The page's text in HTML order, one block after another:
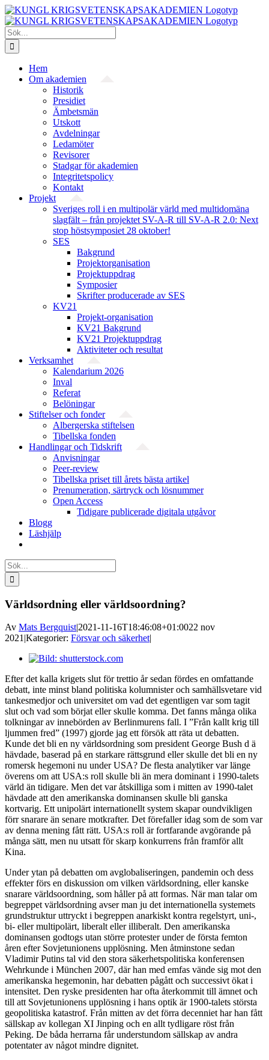
Fortsätt
till
innehållet
Sök
efter:
Hem
Om akademien
Historik
Presidiet
Ämbetsmän
Utskott
Avdelningar
Ledamöter
Revisorer
Stadgar för akademien
Integritetspolicy
Kontakt
Projekt
Sveriges roll i en multipolär värld med multidomäna
slagfält – från projektet SV-A-R till SV-A-R 2.0: Next
stop höstsymposiet 28 oktober!
SES
Bakgrund
Projekt­organisation
Projektuppdrag
Symposier
Skrifter producerade av SES
KV21
Projekt-organisation
KV21 Bakgrund
KV21 Projektuppdrag
Aktiviteter och resultat
Verksamhet
Kalendarium 2026
Inval
Referat
Belöningar
Stiftelser och fonder
Albergerska stiftelsen
Tibellska fonden
Handlingar och Tidskrift
Anvisningar
Peer-review
Tibellska priset till årets bästa artikel
Prenumeration, särtryck och lösnummer
Open Access
Tidigare publicerade digitala utgåvor
Blogg
Läshjälp
Sök
efter:
Världsordning eller världsoordning?
Av Mats Bergquist|2021-11-16T18:46:08+01:0022 nov
2021|Kategorier: Försvar och säkerhet|
Visa
bild
Efter det kalla krigets slut för trettio år sedan fördes en omfattande
debatt, inte minst bland politiska kolumnister och samhällsvetare vid
tankesmedjor och universitet om vad det egentligen var som tagit
slut och vad som börjat eller skulle komma. Det fanns många olika
tolkningar av innebörden av Berlinmurens fall. I ”Från kallt krig till
ljummen fred” (1997) gjorde jag ett försök att räta ut debatten.
Kunde det bli en ny världsordning som president George Bush d ä
hävdade, baserad på en starkare rättsgrund eller skulle det bli en ny
romersk hegemoni nu under USA? De flesta analytiker var länge
överens om att USA:s roll skulle bli än mera dominant i 1990-talets
värld än tidigare. Men det var åtskilliga som i mitten av 1990-talet
hävdade att den amerikanska dominansen skulle bli ganska
kortvarig. Ett unipolärt internationellt system skapar oundvikligen
förr snarare än senare motkrafter. Det förefaller idag som de som var
av denna mening fått rätt. USA:s roll är fortfarande avgörande på
många sätt, men nu utsatt för skarp konkurrens från framför allt
Kina.
Under ytan på debatten om avglobaliseringen, pandemin och dess
effekter förs en diskussion om vilken världsordning, eller kanske
snarare världsoordning, som håller på att formas. När man talar om
begreppet världsordning avser man ju det internationella systemets
grundstruktur uttryckt i begreppen anarkiskt kontra regelstyrt, uni-,
bi- eller multipolärt, liberalt eller illiberalt. Den amerikanska
dominansen godtogs utan större protester under de första femton
åren efter Sovjetunionens upplösning. Men åtminstone sedan
Vladimir Putins tal vid den stora säkerhetspolitiska konferensen
Wehrkunde i München 2007, där han med emfas vände sig mot den
amerikanska hegemonin, har debatten pågått och successivt ökat i
intensitet. Den ryske presidenten har ofta återkommit till ämnet och
till att Sovjetunionens upplösning i hans optik är 1900-talets största
geopolitiska katastrof. Från mitten av det förra decenniet har han fått
sällskap av kollegan XI Jinping och en allt tydligare röst från
Peking. De båda herrarna får understundom sällskap av andra
potentater av något mindre dignitet.